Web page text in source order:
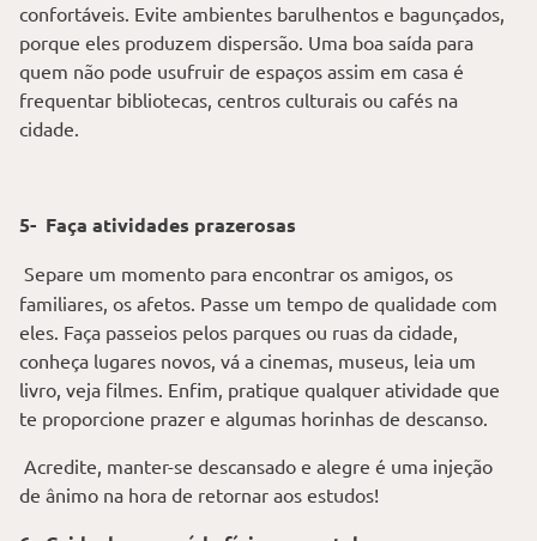
confortáveis. Evite ambientes barulhentos e bagunçados,
porque eles produzem dispersão. Uma boa saída para
quem não pode usufruir de espaços assim em casa é
frequentar bibliotecas, centros culturais ou cafés na
cidade.
5- Faça atividades prazerosas
Separe um momento para encontrar os amigos, os
familiares, os afetos. Passe um tempo de qualidade com
eles. Faça passeios pelos parques ou ruas da cidade,
conheça lugares novos, vá a cinemas, museus, leia um
livro, veja filmes. Enfim, pratique qualquer atividade que
te proporcione prazer e algumas horinhas de descanso.
Acredite, manter-se descansado e alegre é uma injeção
de ânimo na hora de retornar aos estudos!